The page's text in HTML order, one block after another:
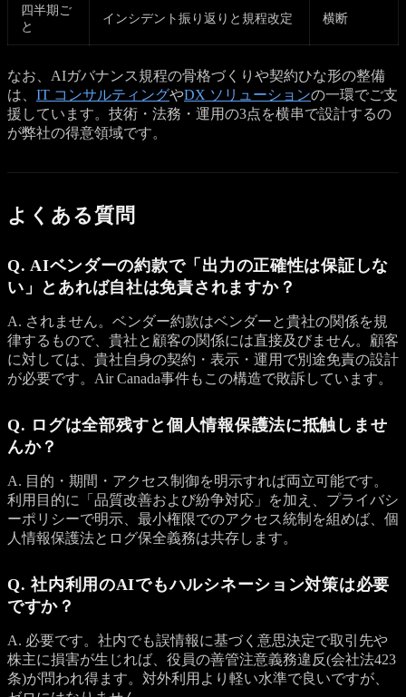
四半期ご
と
インシデント振り返りと規程改定 横断
なお、AIガバナンス規程の骨格づくりや契約ひな形の整備
は、 IT コンサルティングやDX ソリューションの一環でご支
援しています。技術・法務・運用の3点を横串で設計するの
が弊社の得意領域です。
よくある質問
Q. AIベンダーの約款で「出力の正確性は保証しな
い」とあれば自社は免責されますか？
A. されません。ベンダー約款はベンダーと貴社の関係を規
律するもので、貴社と顧客の関係には直接及びません。顧客
に対しては、貴社自身の契約・表示・運用で別途免責の設計
が必要です。Air Canada事件もこの構造で敗訴しています。
Q. ログは全部残すと個人情報保護法に抵触しませ
んか？
A. 目的・期間・アクセス制御を明示すれば両立可能です。
利用目的に「品質改善および紛争対応」を加え、プライバシ
ーポリシーで明示、最小権限でのアクセス統制を組めば、個
人情報保護法とログ保全義務は共存します。
Q. 社内利用のAIでもハルシネーション対策は必要
ですか？
A. 必要です。社内でも誤情報に基づく意思決定で取引先や
株主に損害が生じれば、役員の善管注意義務違反(会社法423
条)が問われ得ます。対外利用より軽い水準で良いですが、